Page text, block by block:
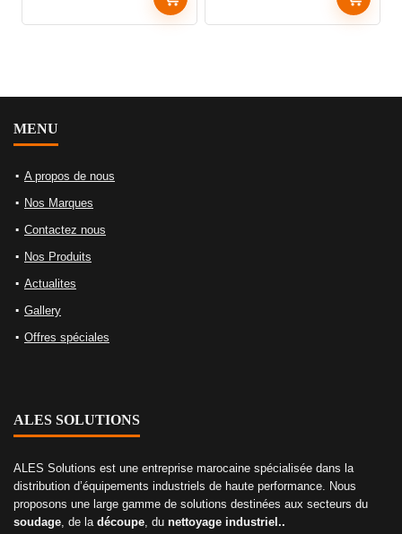
MENU
A propos de nous
Nos Marques
Contactez nous
Nos Produits
Actualites
Gallery
Offres spéciales
ALES SOLUTIONS
ALES Solutions est une entreprise marocaine spécialisée dans la
distribution d’équipements industriels de haute performance. Nous
proposons une large gamme de solutions destinées aux secteurs du
soudage, de la découpe, du nettoyage industriel..